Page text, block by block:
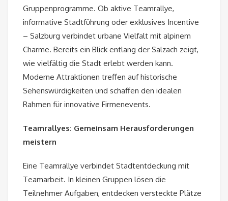
Gruppenprogramme. Ob aktive Teamrallye,
informative Stadtführung oder exklusives Incentive
– Salzburg verbindet urbane Vielfalt mit alpinem
Charme. Bereits ein Blick entlang der Salzach zeigt,
wie vielfältig die Stadt erlebt werden kann.
Moderne Attraktionen treffen auf historische
Sehenswürdigkeiten und schaffen den idealen
Rahmen für innovative Firmenevents.
Teamrallyes: Gemeinsam Herausforderungen
meistern
Eine Teamrallye verbindet Stadtentdeckung mit
Teamarbeit. In kleinen Gruppen lösen die
Teilnehmer Aufgaben, entdecken versteckte Plätze